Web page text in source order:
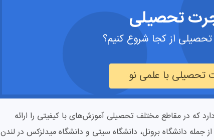
تحصیلی
از کجا شروع کنیم؟
تحصیلی با علمی نو
وجود دارد که در مقاطع مختلف تحصیلی آموزش‌های با کیفیتی را ارائه
از جمله دانشگاه برونل، دانشگاه سیتی و دانشگاه میدلزکس در لندن